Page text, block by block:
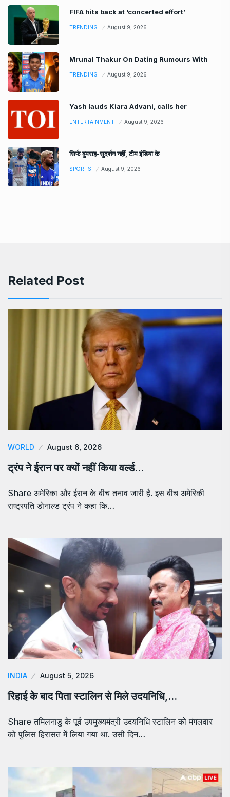
FIFA hits back at ‘concerted effort’
TRENDING August 9, 2026
Mrunal Thakur On Dating Rumours With
TRENDING August 9, 2026
Yash lauds Kiara Advani, calls her
ENTERTAINMENT August 9, 2026
सिर्फ बुमराह-सुदर्शन नहीं, टीम इंडिया के
SPORTS August 9, 2026
Related Post
WORLD August 6, 2026
ट्रंप ने ईरान पर क्यों नहीं किया वर्ल्ड…
Share अमेरिका और ईरान के बीच तनाव जारी है. इस बीच अमेरिकी
राष्ट्रपति डोनाल्ड ट्रंप ने कहा कि…
INDIA August 5, 2026
रिहाई के बाद पिता स्टालिन से मिले उदयनिधि,…
Share तमिलनाडु के पूर्व उपमुख्यमंत्री उदयनिधि स्टालिन को मंगलवार
को पुलिस हिरासत में लिया गया था. उसी दिन…